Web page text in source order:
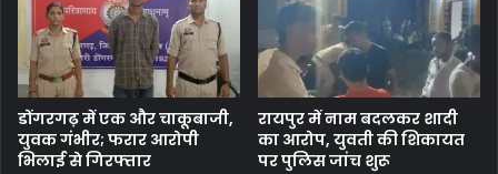
डोंगरगढ़ में एक और चाकूबाजी,
युवक गंभीर; फरार आरोपी
भिलाई से गिरफ्तार
रायपुर में नाम बदलकर शादी
का आरोप, युवती की शिकायत
पर पुलिस जांच शुरू